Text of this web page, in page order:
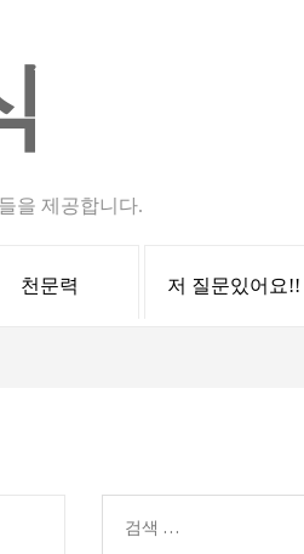
을 제공합니다.
천문력 저 질문있어요!!
검